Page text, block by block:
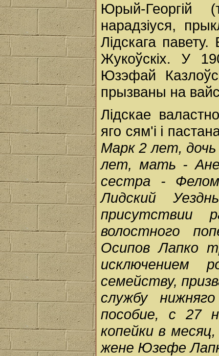
Юрый-Георгiй
нарадзiуся,
Лiдскага
Жукоўскiх. У
Юзэфай
прызваны на
Лiдскае
яго сям'i i
Марк 2 лет,
лет, мать -
сестра -
Лидский
присутствии
волостного
Осипов Лапко
исключением
семейству,
службу
пособие, с 27
копейки в
жене Юзефе